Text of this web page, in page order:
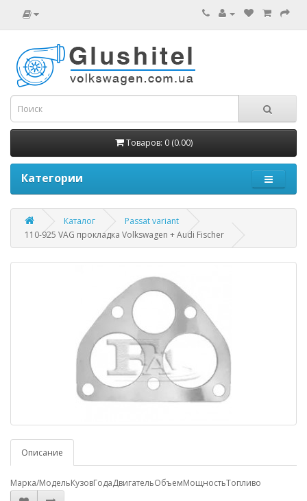
Товаров: 0 (0.00)
Категории
Каталог
Passat variant
110-925 VAG прокладка Volkswagen + Audi Fischer
Описание
Марка/МодельКузовГодаДвигательОбъемМощностьТопливо